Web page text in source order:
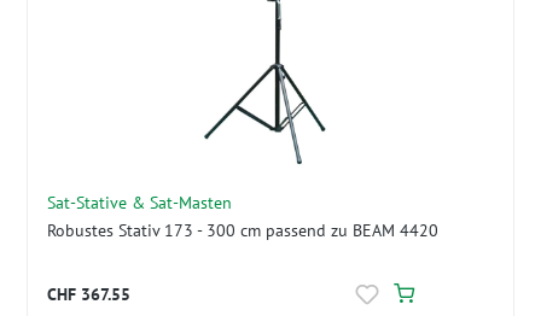
Sat-Stative & Sat-Masten
Robustes Stativ 173 - 300 cm passend zu BEAM 4420
CHF 367.55